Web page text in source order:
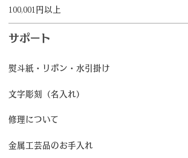
100,001円以上
サポート
熨斗紙・リボン・水引掛け
文字彫刻（名入れ）
修理について
金属工芸品のお手入れ